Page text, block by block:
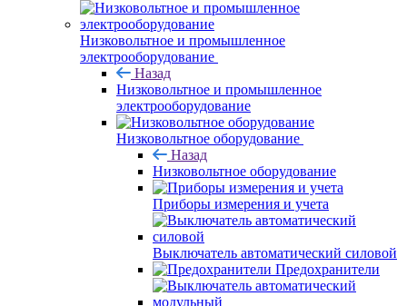
Низковольтное и промышленное
электрооборудование
Назад
Низковольтное и промышленное
электрооборудование
Низковольтное оборудование
Назад
Низковольтное оборудование
Приборы измерения и учета
Выключатель автоматический силовой
Предохранители